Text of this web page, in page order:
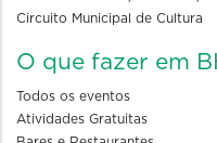
Circuito Municipal de Cultura
O que fazer em
Todos os eventos
Atividades Gratuitas